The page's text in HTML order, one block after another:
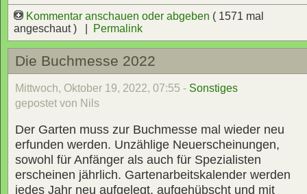
Kommentar anschauen oder abgeben ( 1571 mal
angeschaut ) |
Permalink
Die Buchmesse 2022
Mittwoch, Oktober 19, 2022, 07:55 - Sonstiges
gepostet von Nils
Der Garten muss zur Buchmesse mal wieder neu
erfunden werden. Unzählige Neuerscheinungen,
sowohl für Anfänger als auch für Spezialisten
erscheinen jährlich. Gartenarbeitskalender werden
jedes Jahr neu aufgelegt, aufgehübscht und mit